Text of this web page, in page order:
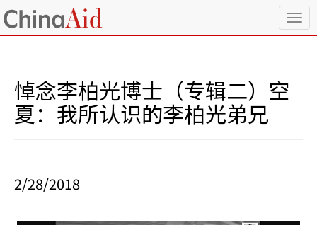
T
o
o
悼念李柏光博士（专辑二）空
夏：我所认识的李柏光弟兄
2/28/2018